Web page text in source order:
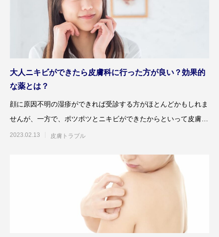
大人ニキビができたら皮膚科に行った方が良い？効果的
な薬とは？
顔に原因不明の湿疹ができれば受診する方がほとんどかもしれま
せんが、一方で、ポツポツとニキビができたからといって皮膚科
に行く方はあまりいらっし
2023.02.13 皮膚トラブル